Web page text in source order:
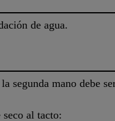
de agua.
segunda mano debe
seco al tacto: